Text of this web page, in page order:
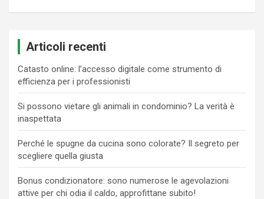
Articoli recenti
Catasto online: l’accesso digitale come strumento di
efficienza per i professionisti
Si possono vietare gli animali in condominio? La verità è
inaspettata
Perché le spugne da cucina sono colorate? Il segreto per
scegliere quella giusta
Bonus condizionatore: sono numerose le agevolazioni
attive per chi odia il caldo, approfittane subito!